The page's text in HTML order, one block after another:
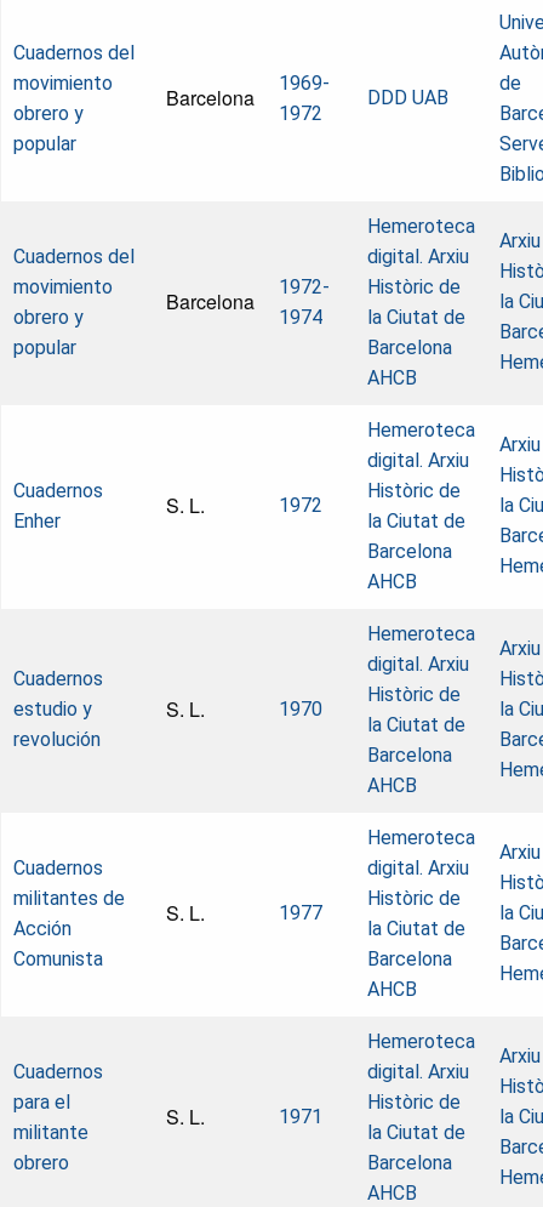
Cuadernos del
movimiento
obrero y
popular
Barcelona
1969-
1972
DDD UAB
de
Cuadernos del
movimiento
obrero y
popular
Barcelona
1972-
1974
Hemeroteca
digital. Arxiu
Històric de
la Ciutat de
Barcelona
AHCB
Arxiu
la
Cuadernos
Enher
S. L. 1972
Hemeroteca
digital. Arxiu
Històric de
la Ciutat de
Barcelona
AHCB
Arxiu
la
Cuadernos
estudio y
revolución
S. L. 1970
Hemeroteca
digital. Arxiu
Històric de
la Ciutat de
Barcelona
AHCB
Arxiu
la
Cuadernos
militantes de
Acción
Comunista
S. L. 1977
Hemeroteca
digital. Arxiu
Històric de
la Ciutat de
Barcelona
AHCB
Arxiu
la
Cuadernos
para el
militante
obrero
S. L. 1971
Hemeroteca
digital. Arxiu
Històric de
la Ciutat de
Barcelona
AHCB
Arxiu
la